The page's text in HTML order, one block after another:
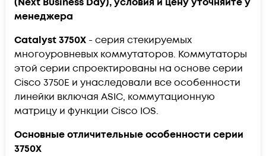
менеджера
Catalyst 3750X - серия стекируемых
многоуровневых коммутаторов. Коммутаторы
этой серии спроектированы на основе серии
Cisco 3750E и унаследовали все особенности
линейки включая ASIC, коммутационную
матрицу и функции Cisco IOS.
Основные отличительные особенности серии
3750X